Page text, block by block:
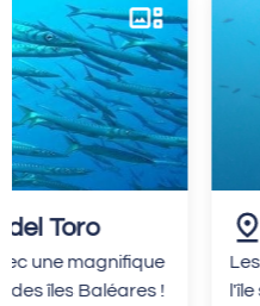
Les épaves
Les cargos engloutis et
l'île sont situés près du